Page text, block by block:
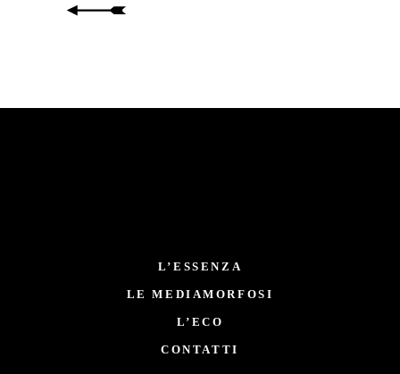
L’ESSENZA
LE MEDIAMORFOSI
L’ECO
CONTATTI